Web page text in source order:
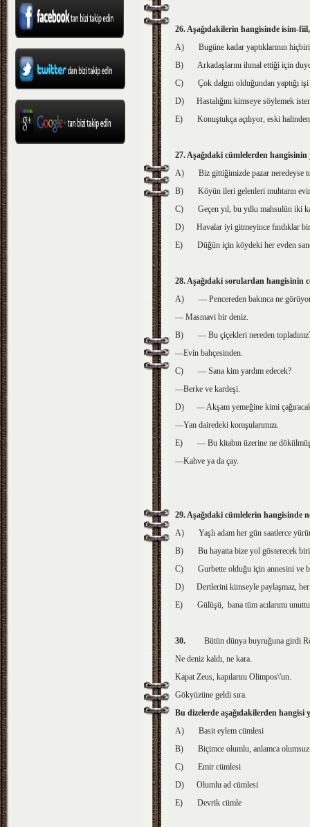
26. Aşağıdakilerin hangisinde isim-
A)
Bugüne kadar yaptıklarının
B)
Arkadaşlarını ihmal ettiği için
C)
Çok dalgın olduğundan yaptığı
D)
Hastalığını kimseye söylemek
E)
Konuştukça açılıyor, eski
27. Aşağıdaki cümlelerden
A)
Biz gittiğimizde pazar neredeyse
B)
Köyün ileri gelenleri muhtarın
C)
Geçen yıl, bu yılkı mahsulün iki
D)
Havalar iyi gitmeyince fındıklar
E)
Düğün için köydeki her evden
28. Aşağıdaki sorulardan hangisinin
A)
— Pencereden bakınca ne
— Masmavi bir deniz.
B)
— Bu çiçekleri nereden
—Evin bahçesinden.
C)
— Sana kim yardım edecek?
—Berke ve kardeşi.
D)
— Akşam yemeğine kimi
—Yan dairedeki komşularımızı.
E)
— Bu kitabın üzerine ne
—Kahve ya da çay.
29. Aşağıdaki cümlelerin hangisinde
A)
Yaşlı adam her gün saatlerce
B)
Bu hayatta bize yol gösterecek
C)
Gurbette olduğu için annesini ve
D)
Dertlerini kimseyle paylaşmaz,
E)
Gülüşü, bana tüm acılarımı
30. Bütün dünya buyruğuna girdi
Ne deniz kaldı, ne kara.
Kapat Zeus, kapılarını Olimpos\'un.
Gökyüzüne geldi sıra.
Bu dizelerde aşağıdakilerden hangisi
A)
Basit eylem cümlesi
B)
Biçimce olumlu, anlamca
C)
Emir cümlesi
D)
Olumlu ad cümlesi
E)
Devrik cümle